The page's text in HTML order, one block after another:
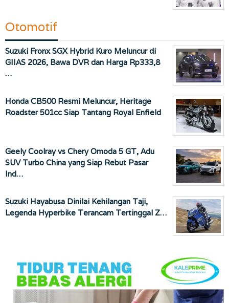
Otomotif
Suzuki Fronx SGX Hybrid Kuro Meluncur di
GIIAS 2026, Bawa DVR dan Harga Rp333,8
…
Honda CB500 Resmi Meluncur, Heritage
Roadster 501cc Siap Tantang Royal Enfield
Geely Coolray vs Chery Omoda 5 GT, Adu
SUV Turbo China yang Siap Rebut Pasar
Ind…
Suzuki Hayabusa Dinilai Kehilangan Taji,
Legenda Hyperbike Terancam Tertinggal Z…